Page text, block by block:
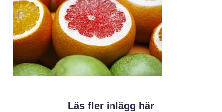
Läs fler inlägg här